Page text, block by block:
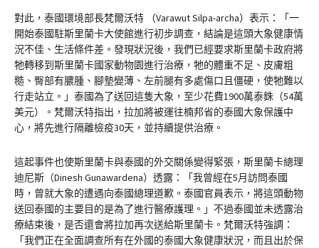
對此，泰國環境部長梵爾沃特 （Varawut Silpa-archa）表示：「一
開始泰國駐斯里蘭卡大使館進行初步調查，結論是這頭大象健康情
況不佳、生活條件差。發現狀況後，我們已經要求斯里蘭卡政府將
牠轉移到斯里蘭卡國家動物園進行治療，牠的體重不足、皮膚粗
糙、臀部有膿腫、腳墊變薄、左前腿有多處傷口且僵硬，使牠難以
行走站立。」泰國為了送回這隻大象，至少花費1900萬泰銖（54萬
美元）。梵爾沃特指出，拉加將被運往楠邦省的泰國大象保護中
心，將先進行隔離檢疫30天，並持續提供治療。
這起事件也使斯里蘭卡與泰國的外交關係變得緊張，斯里蘭卡總理
迪尼斯（Dinesh Gunawardena）透露：「我曾經在5月訪問泰國
時，曾就大象的遭遇向泰國總理道歉。泰國官員表示，將這頭動物
送回泰國的主要目的是為了進行醫療護理。」不過泰國並未透露治
療結束後，是否還會將拉加再次送給斯里蘭卡。梵爾沃特強調：
「我們正在全面調查所有在外國的泰國大象健康狀況，而且出於保